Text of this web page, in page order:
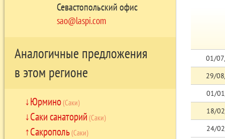
Севастопольский офис
sao@laspi.com
Аналогичные предложения
в этом регионе
Юрмино(Саки)
Саки санаторий (Саки)
Сакрополь(Саки)
01/
29/
01/
18/
24/